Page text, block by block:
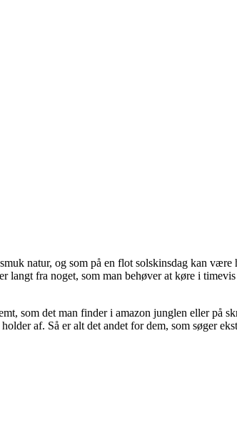
natur, og som på en flot solskinsdag kan være
langt fra noget, som man behøver at køre i
som det man finder i amazon junglen eller på
af. Så er alt det andet for dem, som søger